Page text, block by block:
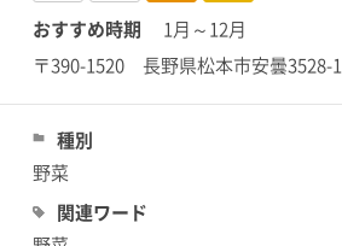
おすすめ時期
1月～12月
〒390-1520 長野県松本市安曇3528-1
種別
野菜
関連ワード